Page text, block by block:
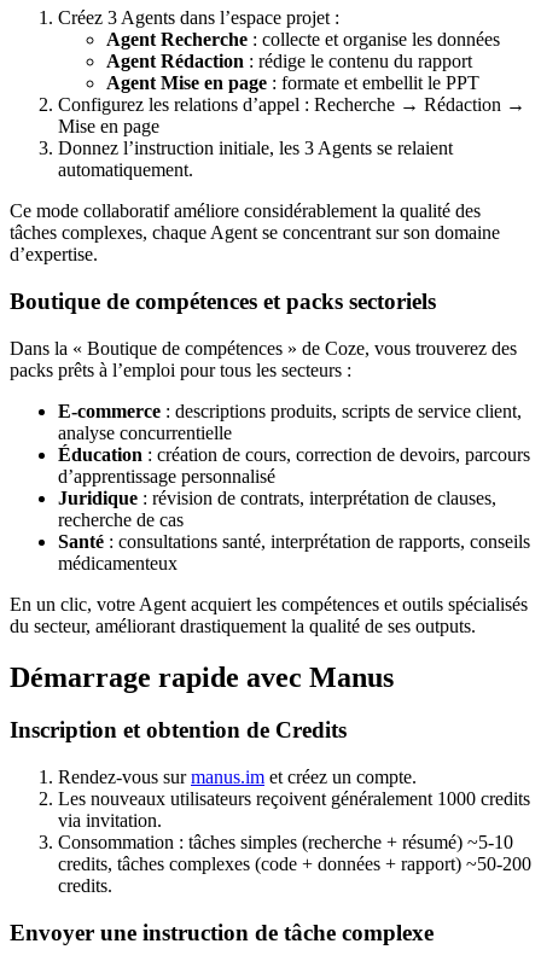
Créez 3 Agents dans l’espace projet :
Agent Recherche : collecte et organise les données
Agent Rédaction : rédige le contenu du rapport
Agent Mise en page : formate et embellit le PPT
Configurez les relations d’appel : Recherche → Rédaction →
Mise en page
Donnez l’instruction initiale, les 3 Agents se relaient
automatiquement.
Ce mode collaboratif améliore considérablement la qualité des
tâches complexes, chaque Agent se concentrant sur son domaine
d’expertise.
Boutique de compétences et packs sectoriels
Dans la « Boutique de compétences » de Coze, vous trouverez des
packs prêts à l’emploi pour tous les secteurs :
E-commerce : descriptions produits, scripts de service client,
analyse concurrentielle
Éducation : création de cours, correction de devoirs, parcours
d’apprentissage personnalisé
Juridique : révision de contrats, interprétation de clauses,
recherche de cas
Santé : consultations santé, interprétation de rapports, conseils
médicamenteux
En un clic, votre Agent acquiert les compétences et outils spécialisés
du secteur, améliorant drastiquement la qualité de ses outputs.
Démarrage rapide avec Manus
Inscription et obtention de Credits
Rendez-vous surmanus.im et créez un compte.
Les nouveaux utilisateurs reçoivent généralement 1000 credits
via invitation.
Consommation : tâches simples (recherche + résumé) ~5-10
credits, tâches complexes (code + données + rapport) ~50-200
credits.
Envoyer une instruction de tâche complexe